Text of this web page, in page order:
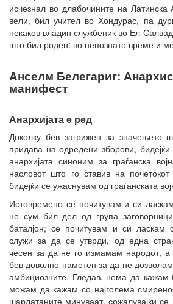
исчезнал во длабочините на
вели, бил учител во Хондурас, па
некаков владин службеник во Ел
што бил роден: во непознато време и
Анселм Белегариг:
манифест
Анархијата е ред
Доколку бев загрижен за значењето
придава на одредени зборови, бидејќи
анархијата синоним за граѓанска
насловот што го ставив на
бидејќи се ужаснувам од граѓанската
Истовремено се почитувам и си
не сум бил дел од група
баталјон; се почитувам и си ласкам
служи за да се утврди, од една
чесен за да не го измамам народот, а
бев доволно паметен за да не
амбициозните. Гледав, нема да
можам да кажам со најголема
шарлатаните минуваат, сожалувајќи